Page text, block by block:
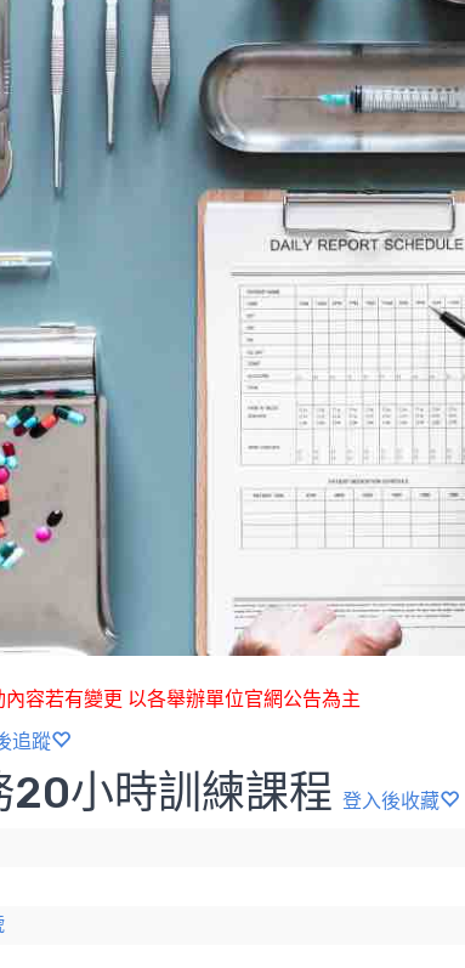
內容若有變更 以各舉辦單位官網公告為主
追蹤
20小時訓練課程 登入後收藏